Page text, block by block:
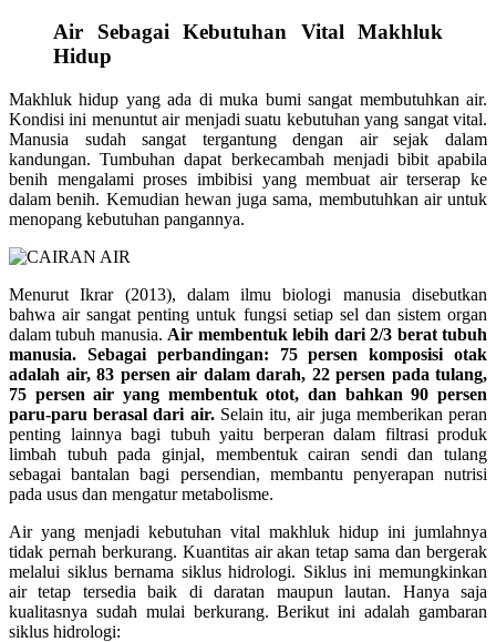
Air Sebagai Kebutuhan Vital Makhluk
Hidup
Makhluk hidup yang ada di muka bumi sangat membutuhkan air.
Kondisi ini menuntut air menjadi suatu kebutuhan yang sangat vital.
Manusia sudah sangat tergantung dengan air sejak dalam
kandungan. Tumbuhan dapat berkecambah menjadi bibit apabila
benih mengalami proses imbibisi yang membuat air terserap ke
dalam benih. Kemudian hewan juga sama, membutuhkan air untuk
menopang kebutuhan pangannya.
Menurut Ikrar (2013), dalam ilmu biologi manusia disebutkan
bahwa air sangat penting untuk fungsi setiap sel dan sistem organ
dalam tubuh manusia. Air membentuk lebih dari 2/3 berat tubuh
manusia. Sebagai perbandingan: 75 persen komposisi otak
adalah air, 83 persen air dalam darah, 22 persen pada tulang,
75 persen air yang membentuk otot, dan bahkan 90 persen
paru-paru berasal dari air. Selain itu, air juga memberikan peran
penting lainnya bagi tubuh yaitu berperan dalam filtrasi produk
limbah tubuh pada ginjal, membentuk cairan sendi dan tulang
sebagai bantalan bagi persendian, membantu penyerapan nutrisi
pada usus dan mengatur metabolisme.
Air yang menjadi kebutuhan vital makhluk hidup ini jumlahnya
tidak pernah berkurang. Kuantitas air akan tetap sama dan bergerak
melalui siklus bernama siklus hidrologi. Siklus ini memungkinkan
air tetap tersedia baik di daratan maupun lautan. Hanya saja
kualitasnya sudah mulai berkurang. Berikut ini adalah gambaran
siklus hidrologi: